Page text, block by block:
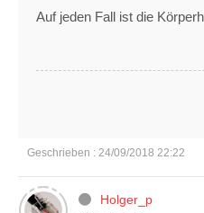
Auf jeden Fall ist die
Geschrieben : 24/09/2018 22:22
Holger_p